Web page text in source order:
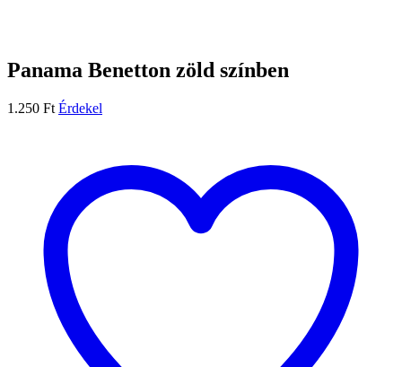
Panama Benetton zöld színben
1.250 Ft Érdekel